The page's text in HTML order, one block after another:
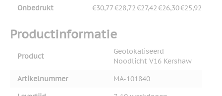
Onbedrukt €30,77€28,72€27,42€26,30€25,92
Productinformatie
Product
Geolokaliseerd
Noodlicht V16 Kershaw
Artikelnummer
MA-101840